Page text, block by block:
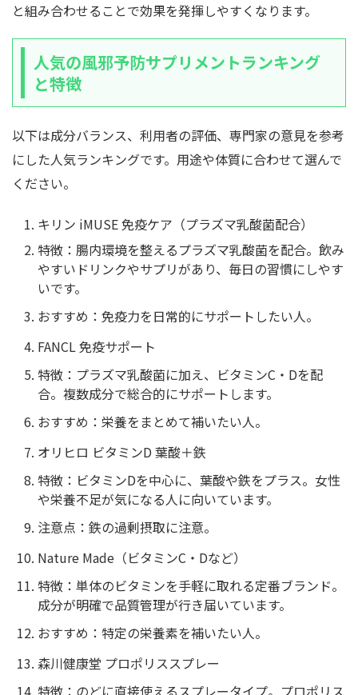
と組み合わせることで効果を発揮しやすくなります。
人気の風邪予防サプリメントランキング
と特徴
以下は成分バランス、利用者の評価、専門家の意見を参考
にした人気ランキングです。用途や体質に合わせて選んで
ください。
キリン iMUSE 免疫ケア（プラズマ乳酸菌配合）
特徴：腸内環境を整えるプラズマ乳酸菌を配合。飲み
やすいドリンクやサプリがあり、毎日の習慣にしやす
いです。
おすすめ：免疫力を日常的にサポートしたい人。
FANCL 免疫サポート
特徴：プラズマ乳酸菌に加え、ビタミンC・Dを配
合。複数成分で総合的にサポートします。
おすすめ：栄養をまとめて補いたい人。
オリヒロ ビタミンD 葉酸＋鉄
特徴：ビタミンDを中心に、葉酸や鉄をプラス。女性
や栄養不足が気になる人に向いています。
注意点：鉄の過剰摂取に注意。
Nature Made（ビタミンC・Dなど）
特徴：単体のビタミンを手軽に取れる定番ブランド。
成分が明確で品質管理が行き届いています。
おすすめ：特定の栄養素を補いたい人。
森川健康堂 プロポリススプレー
特徴：のどに直接使えるスプレータイプ。プロポリス